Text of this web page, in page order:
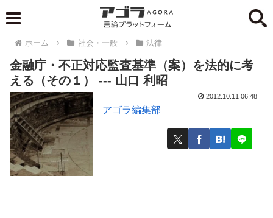
ホーム 社会・一般 法律
金融庁・不正対応監査基準（案）を法的に考
える（その１） --- 山口 利昭
アゴラ編集部
2012.10.11 06:48